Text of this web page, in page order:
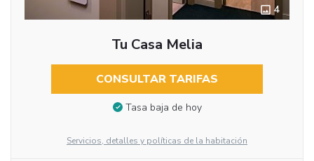
4
Tu Casa Melia
CONSULTAR TARIFAS
Tasa baja de hoy
Servicios, detalles y políticas de la habitación